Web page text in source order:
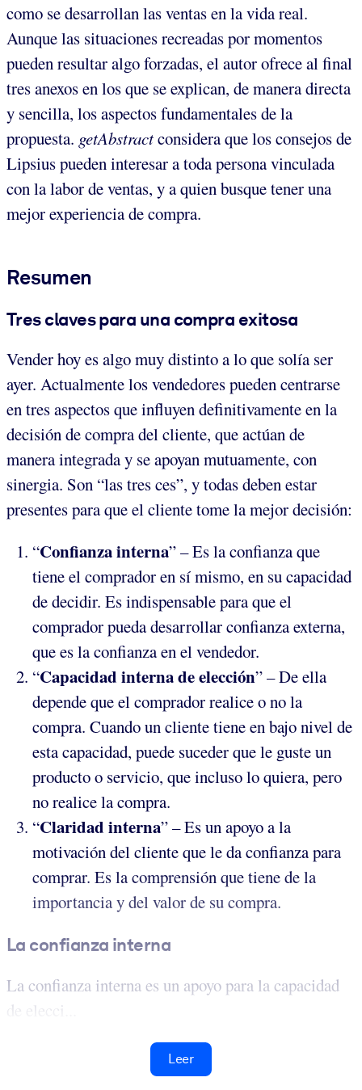
como se desarrollan las ventas en la vida real.
Aunque las situaciones recreadas por momentos
pueden resultar algo forzadas, el autor ofrece al final
tres anexos en los que se explican, de manera directa
y sencilla, los aspectos fundamentales de la
propuesta. getAbstractconsidera que los consejos de
Lipsius pueden interesar a toda persona vinculada
con la labor de ventas, y a quien busque tener una
mejor experiencia de compra.
Resumen
Tres claves para una compra exitosa
Vender hoy es algo muy distinto a lo que solía ser
ayer. Actualmente los vendedores pueden centrarse
en tres aspectos que influyen definitivamente en la
decisión de compra del cliente, que actúan de
manera integrada y se apoyan mutuamente, con
sinergia. Son “las tres ces”, y todas deben estar
presentes para que el cliente tome la mejor decisión:
“Confianza interna” – Es la confianza que
tiene el comprador en sí mismo, en su capacidad
de decidir. Es indispensable para que el
comprador pueda desarrollar confianza externa,
que es la confianza en el vendedor.
“Capacidad interna de elección” – De ella
depende que el comprador realice o no la
compra. Cuando un cliente tiene en bajo nivel de
esta capacidad, puede suceder que le guste un
producto o servicio, que incluso lo quiera, pero
no realice la compra.
“Claridad interna” – Es un apoyo a la
motivación del cliente que le da confianza para
comprar. Es la comprensión que tiene de la
importancia y del valor de su compra.
La confianza interna
La confianza interna es un apoyo para la capacidad
de elecci...
Leer